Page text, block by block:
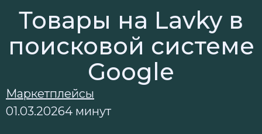
Товары на Lavky в
поисковой системе
Google
Маркетплейсы
01.03.20264 минут